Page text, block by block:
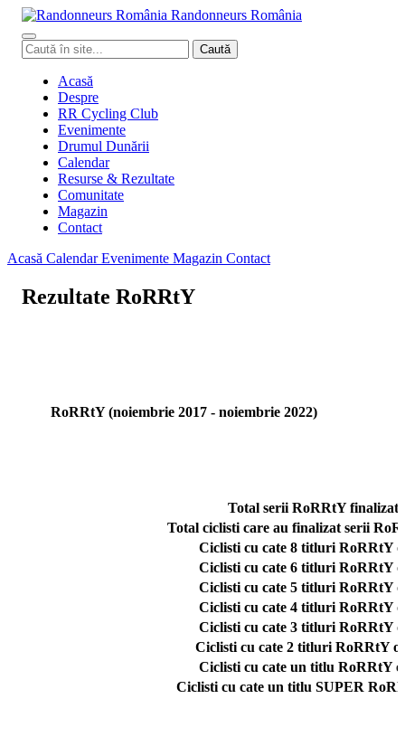
Randonneurs România
Caută
în
Caută
Acasă
Despre
RR Cycling Club
Evenimente
Drumul Dunării
Calendar
Resurse & Rezultate
Comunitate
Magazin
Contact
Acasă CalendarEvenimente Magazin Contact
Rezultate RoRRtY
RoRRtY (noiembrie 2017 - noiembrie 2022)
Total serii RoRRtY
Total ciclisti care au finalizat serii
Ciclisti cu cate 8 titluri RoRRtY
Ciclisti cu cate 6 titluri RoRRtY
Ciclisti cu cate 5 titluri RoRRtY
Ciclisti cu cate 4 titluri RoRRtY
Ciclisti cu cate 3 titluri RoRRtY
Ciclisti cu cate 2 titluri RoRRtY
Ciclisti cu cate un titlu RoRRtY
Ciclisti cu cate un titlu SUPER